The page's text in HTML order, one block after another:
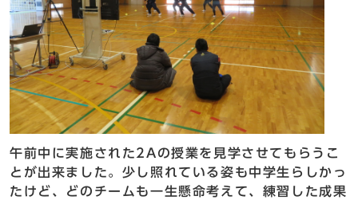
午前中に実施された2Aの授業を見学させてもらうこ
とが出来ました。少し照れている姿も中学生らしかっ
たけど、どのチームも一生懸命考えて、練習した成果